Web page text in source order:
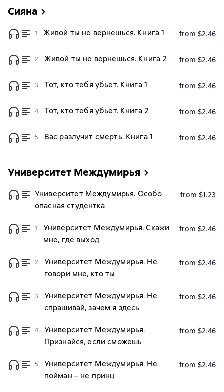
Сияна
1. Живой ты не вернешься. Книга 1 from $2.46
2. Живой ты не вернешься. Книга 2 from $2.46
3. Тот, кто тебя убьет. Книга 1 from $2.46
4. Тот, кто тебя убьет. Книга 2 from $2.46
5. Вас разлучит смерть. Книга 1 from $2.46
Университет Междумирья
Университет Междумирья. Особо
опасная студентка
from $1.23
1.
Университет Междумирья. Скажи
мне, где выход
from $2.46
2.
Университет Междумирья. Не
говори мне, кто ты
from $2.46
3.
Университет Междумирья. Не
спрашивай, зачем я здесь
from $2.46
4.
Университет Междумирья.
Признайся, если сможешь
from $2.46
5.
Университет Междумирья. Не
пойман – не принц
from $2.46